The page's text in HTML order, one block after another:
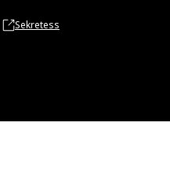
Sekretess